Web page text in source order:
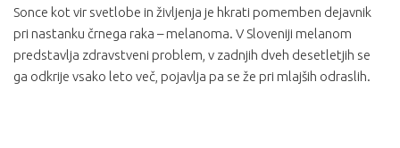
Sonce kot vir svetlobe in življenja je hkrati pomemben dejavnik
pri nastanku črnega raka – melanoma. V Sloveniji melanom
predstavlja zdravstveni problem, v zadnjih dveh desetletjih se
ga odkrije vsako leto več, pojavlja pa se že pri mlajših odraslih.